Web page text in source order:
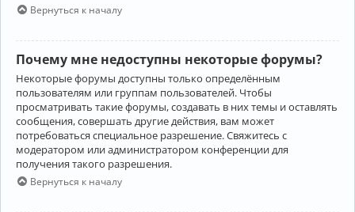
Вернуться к началу
Почему мне недоступны некоторые форумы?
Некоторые форумы доступны только определённым
пользователям или группам пользователей. Чтобы
просматривать такие форумы, создавать в них темы и оставлять
сообщения, совершать другие действия, вам может
потребоваться специальное разрешение. Свяжитесь с
модератором или администратором конференции для
получения такого разрешения.
Вернуться к началу